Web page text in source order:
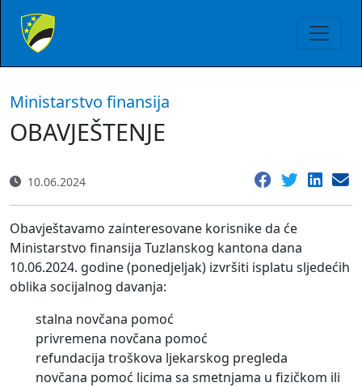
Ministarstvo finansija
OBAVJEŠTENJE
10.06.2024
Obavještavamo zainteresovane korisnike da će
Ministarstvo finansija Tuzlanskog kantona dana
10.06.2024. godine (ponedjeljak) izvršiti isplatu sljedećih
oblika socijalnog davanja:
stalna novčana pomoć
privremena novčana pomoć
refundacija troškova ljekarskog pregleda
novčana pomoć licima sa smetnjama u fizičkom ili